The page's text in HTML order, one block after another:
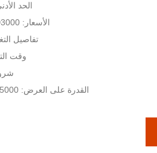
الحد الأدنى
الأسعار: USD2000-USD3000
تفاصيل
وقت
القدرة على العرض: 5000 وحدة في السنة